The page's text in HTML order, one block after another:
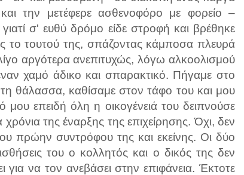
την μετέφερε ασθενοφόρο με φορείο –
σ' ευθύ δρόμο είδε στροφή και βρέθηκε
το τουτού της, σπάζοντας κάμποσα πλευρά
αργότερα ανεπιτυχώς, λόγω αλκοολισμού
χαμό άδικο και σπαρακτικό. Πήγαμε στο
θάλασσα, καθίσαμε στον τάφο του και μου
επειδή όλη η οικογένειά του δειπνούσε
της έναρξης της επιχείρησης. Όχι, δεν
πρώην συντρόφου της και εκείνης. Οι δύο
του ο κολλητός και ο δικός της δεν
να τον ανεβάσει στην επιφάνεια. Έκτοτε